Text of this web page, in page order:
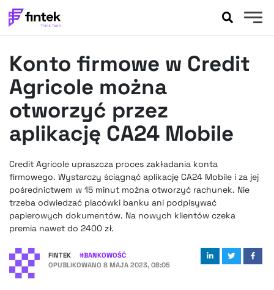
BANKOWOŚĆ
EVENTY
FELIETONY
WYWIADY
LEGAL
FINTEKEXTRA
OKIEM EKSPERTA
Konto firmowe w Credit
Agricole można
otworzyć przez
aplikację CA24 Mobile
Credit Agricole upraszcza proces zakładania konta
firmowego. Wystarczy ściągnąć aplikację CA24 Mobile i za jej
pośrednictwem w 15 minut można otworzyć rachunek. Nie
trzeba odwiedzać placówki banku ani podpisywać
papierowych dokumentów. Na nowych klientów czeka
premia nawet do 2400 zł.
FINTEK #BANKOWOŚĆ
OPUBLIKOWANO 8 MAJA 2023, 08:05